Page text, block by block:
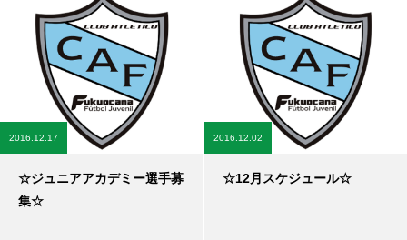
2016.12.17
☆ジュニアアカデミー選手募
集☆
2016.12.02
☆12月スケジュール☆